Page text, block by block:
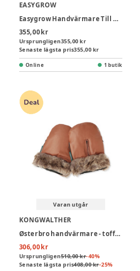
EASYGROW
Easygrow Handvärmare Till Dockvagn - Svart
355,00 kr
Ursprungligen355,00 kr
Senaste lägsta pris355,00 kr
Online 1 butik
Varan utgår
KONGWALTHER
Østerbro handvärmare - toffee fur
306,00 kr
Ursprungligen510,00 kr-40%
Senaste lägsta pris408,00 kr-25%